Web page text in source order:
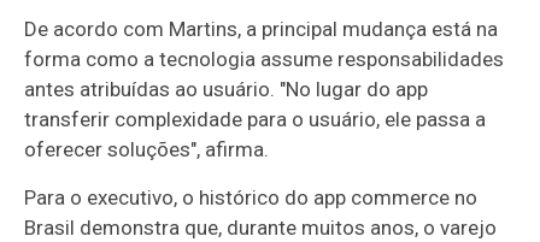
De acordo com Martins, a principal mudança está na
forma como a tecnologia assume responsabilidades
antes atribuídas ao usuário. "No lugar do app
transferir complexidade para o usuário, ele passa a
oferecer soluções", afirma.
Para o executivo, o histórico do app commerce no
Brasil demonstra que, durante muitos anos, o varejo